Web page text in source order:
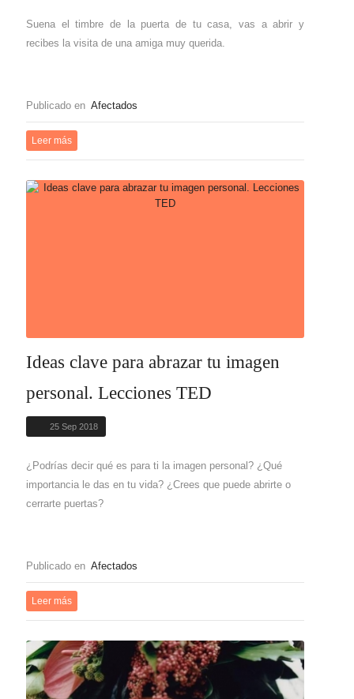
Suena el timbre de la puerta de tu casa, vas a abrir y
recibes la visita de una amiga muy querida.
Publicado en Afectados
Leer más
Ideas clave para abrazar tu imagen
personal. Lecciones TED
25 Sep 2018
¿Podrías decir qué es para ti la imagen personal? ¿Qué
importancia le das en tu vida? ¿Crees que puede abrirte o
cerrarte puertas?
Publicado en Afectados
Leer más